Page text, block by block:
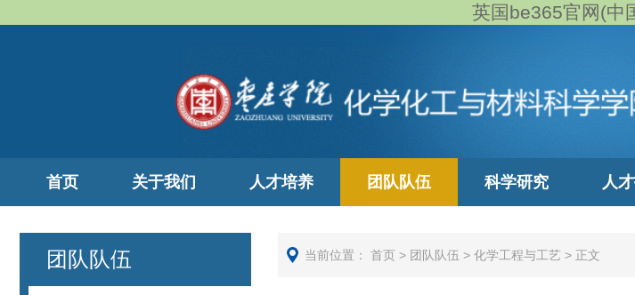
英国be365官网(中
首页 关于我们 人才培养 团队队伍 科学研究 人
团队队伍 当前位置： 首页 > 团队队伍 > 化学工程与工艺 > 正文